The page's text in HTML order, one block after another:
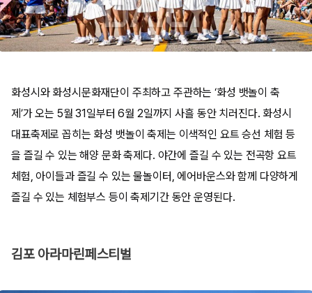
화성시와 화성시문화재단이 주최하고 주관하는 ‘화성 뱃놀이 축
제’가 오는 5월 31일부터 6월 2일까지 사흘 동안 치러진다. 화성시
대표축제로 꼽히는 화성 뱃놀이 축제는 이색적인 요트 승선 체험 등
을 즐길 수 있는 해양 문화 축제다. 야간에 즐길 수 있는 전곡항 요트
체험, 아이들과 즐길 수 있는 물놀이터, 에어바운스와 함께 다양하게
즐길 수 있는 체험부스 등이 축제기간 동안 운영된다.
김포 아라마린페스티벌